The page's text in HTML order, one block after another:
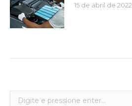
15 de abril de 2022